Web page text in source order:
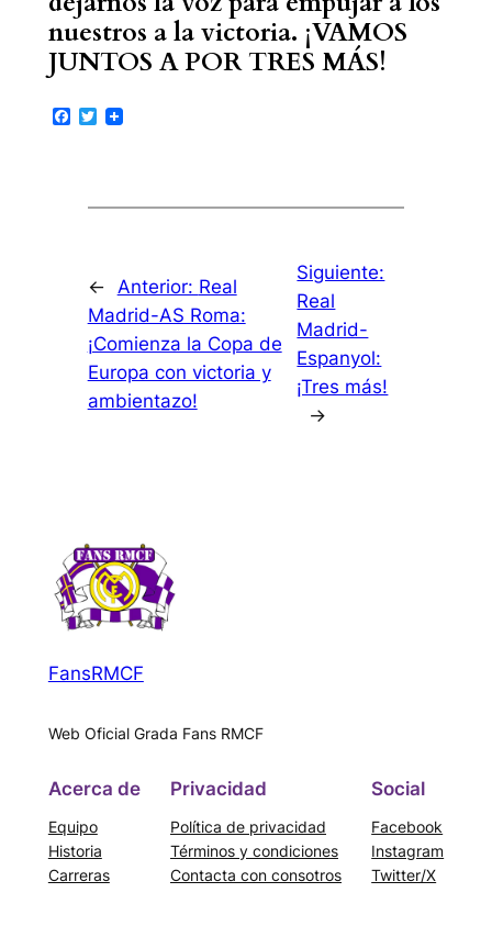
nuestros a la victoria. ¡VAMOS
JUNTOS A POR TRES MÁS!
Facebook
Twitter
← Anterior: Real
Madrid-AS Roma:
¡Comienza la Copa de
Europa con victoria y
ambientazo!
Siguiente:
Real
Madrid-
Espanyol:
¡Tres más!
→
FansRMCF
Web Oficial Grada Fans RMCF
Acerca de
Equipo
Historia
Carreras
Privacidad
Política de privacidad
Términos y condiciones
Contacta con consotros
Social
Facebook
Instagram
Twitter/X